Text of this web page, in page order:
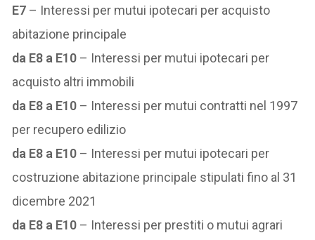
E7 – Interessi per mutui ipotecari per acquisto
abitazione principale
da E8 a E10 – Interessi per mutui ipotecari per
acquisto altri immobili
da E8 a E10 – Interessi per mutui contratti nel 1997
per recupero edilizio
da E8 a E10 – Interessi per mutui ipotecari per
costruzione abitazione principale stipulati fino al 31
dicembre 2021
da E8 a E10 – Interessi per prestiti o mutui agrari